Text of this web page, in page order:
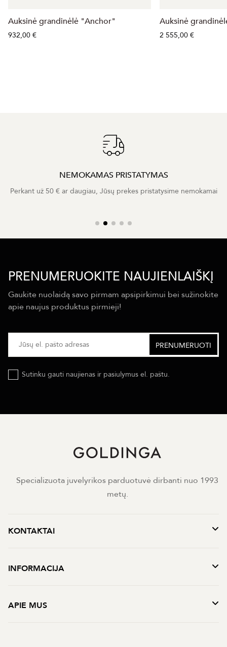
Auksinė grandinėlė "Anchor"
932,00 €
Auksinė
2 555,00 €
NEMOKAMAS PRISTATYMAS
Perkant už 50 € ar daugiau, Jūsų prekes pristatysime nemokamai
PRENUMERUOKITE NAUJIENLAIŠKĮ
Gaukite nuolaidą savo pirmam apsipirkimui bei sužinokite
apie naujus produktus pirmieji!
Sutinku gauti naujienas ir pasiulymus el. paštu.
Specializuota juvelyrikos parduotuvė dirbanti nuo 1993
metų.
KONTAKTAI
INFORMACIJA
APIE MUS